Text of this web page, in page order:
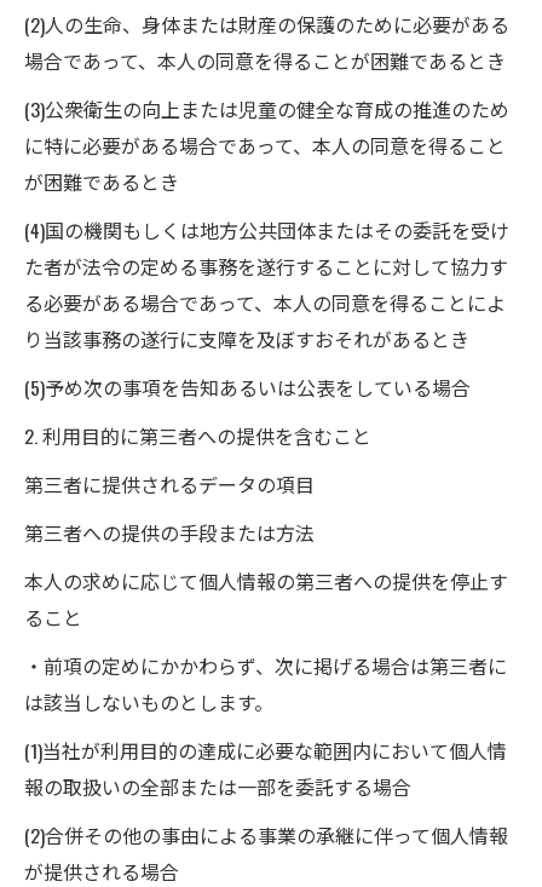
(2)人の生命、身体または財産の保護のために必要がある
場合であって、本人の同意を得ることが困難であるとき
(3)公衆衛生の向上または児童の健全な育成の推進のため
に特に必要がある場合であって、本人の同意を得ること
が困難であるとき
(4)国の機関もしくは地方公共団体またはその委託を受け
た者が法令の定める事務を遂行することに対して協力す
る必要がある場合であって、本人の同意を得ることによ
り当該事務の遂行に支障を及ぼすおそれがあるとき
(5)予め次の事項を告知あるいは公表をしている場合
2. 利用目的に第三者への提供を含むこと
第三者に提供されるデータの項目
第三者への提供の手段または方法
本人の求めに応じて個人情報の第三者への提供を停止す
ること
・前項の定めにかかわらず、次に掲げる場合は第三者に
は該当しないものとします。
(1)当社が利用目的の達成に必要な範囲内において個人情
報の取扱いの全部または一部を委託する場合
(2)合併その他の事由による事業の承継に伴って個人情報
が提供される場合